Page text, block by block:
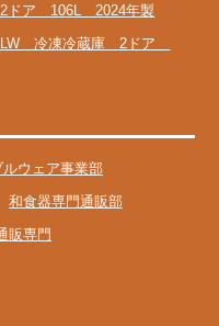
ドア 106L 2024年製
冷凍冷蔵庫 2ドア
ルウェア事業部
和食器専門通販部
販専門